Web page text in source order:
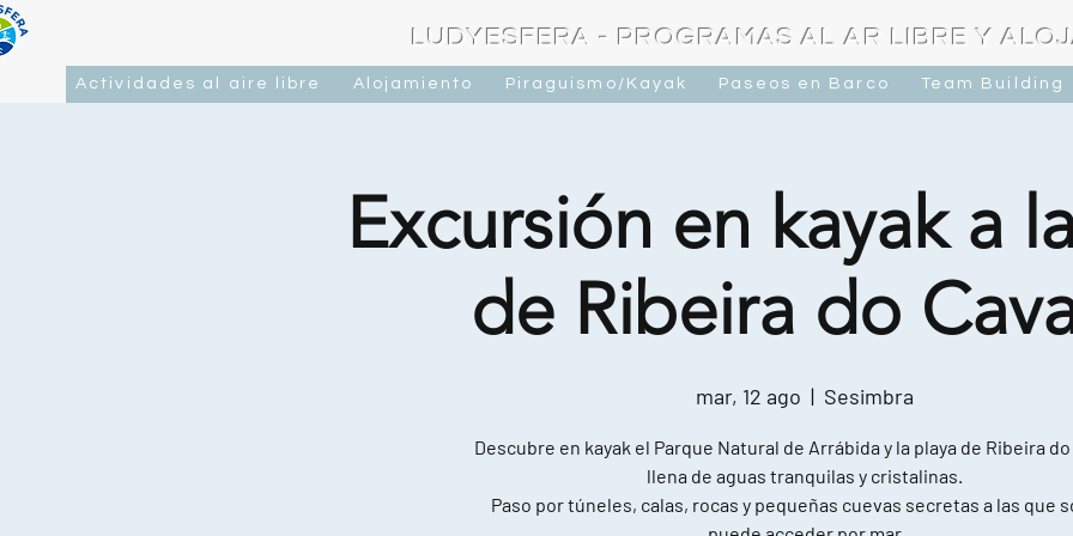
LUDYESFERA - PROGRAMAS AL AR LIBRE Y
Actividades al aire libre Alojamiento Piraguismo/Kayak Paseos en Barco Team Building
Excursión en kayak a
de Ribeira do
mar, 12 ago
  |
Sesimbra
Descubre en kayak el Parque Natural de Arrábida y la playa de Ribeira do
llena de aguas tranquilas y cristalinas.
Paso por túneles, calas, rocas y pequeñas cuevas secretas a las que